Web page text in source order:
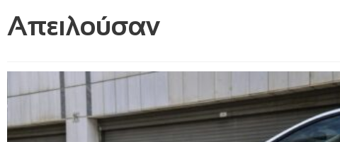
Απειλούσαν